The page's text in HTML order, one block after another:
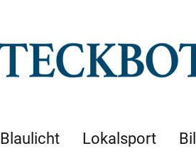
Blaulicht Lokalsport